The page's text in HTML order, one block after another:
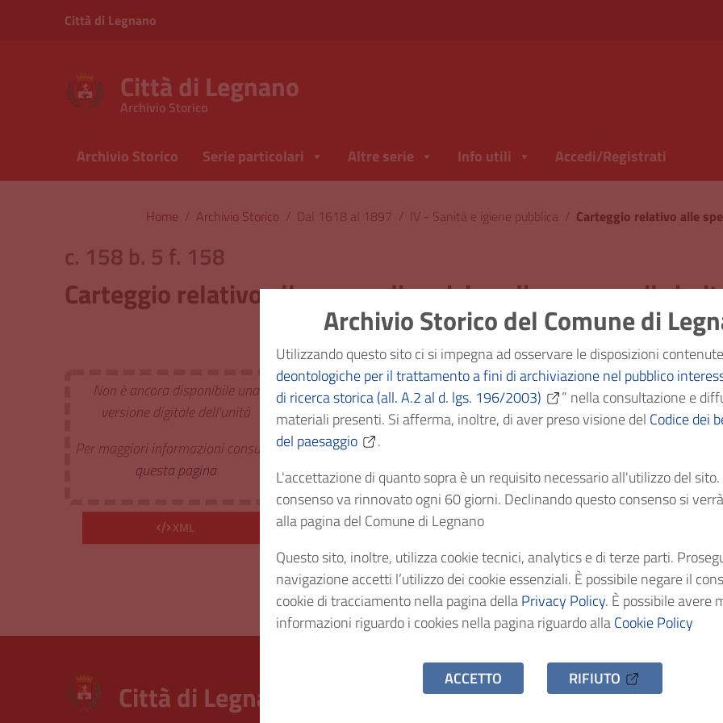
Archivio Storico del Comune di
Utilizzando questo sito ci si impegna ad osservare le disposizioni
deontologiche per il trattamento a fini di archiviazione nel pubblico
di ricerca storica (all. A.2 al d. lgs. 196/2003)
” nella consultazione e
materiali presenti. Si afferma, inoltre, di aver preso visione del Codice dei
del paesaggio
.
L'accettazione di quanto sopra è un requisito necessario all'utilizzo del
consenso va rinnovato ogni 60 giorni. Declinando questo consenso si
alla pagina del Comune di Legnano
Questo sito, inoltre, utilizza cookie tecnici, analytics e di terze parti.
navigazione accetti l’utilizzo dei cookie essenziali. È possibile negare il
cookie di tracciamento nella pagina dellaPrivacy Policy. È possibile avere
informazioni riguardo i cookies nella pagina riguardo allaCookie Policy
ACCETTO RIFIUTO
Vai ai contenuti
Vai al menu di navigazione
Città di Legnano
Città di Legnano
Archivio Storico
Archivio Storico Serie particolari Altre serie Info utili Accedi/Registrati
Home / Archivio Storico / Dal 1618 al 1897 / IV - Sanità e igiene pubblica /
c. 158 b. 5 f. 158
Carteggio relativo alle spese di perizia e disegno per il
Non è ancora disponibile una
versione digitale dell'unità
Per maggiori informazioni consulta
questa pagina
XML
Classificazione IV - Sanità e
Estr. Cronologici 1787
Cod. Identificativo
Consistenza 1 fascicolo
Diritto d'accesso Uso pubblico
Città di Legnano – Archivio Storico